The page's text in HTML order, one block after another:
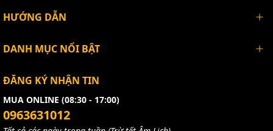
HƯỚNG DẪN
DANH MỤC NỔI BẬT
ĐĂNG KÝ NHẬN TIN
MUA ONLINE (08:30 - 17:00)
0963631012